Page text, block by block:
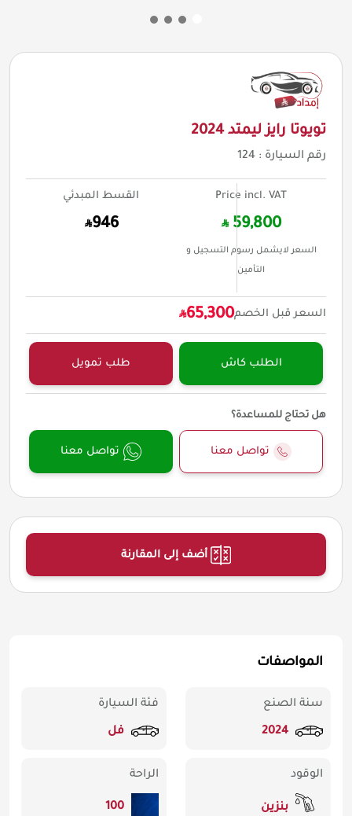
تويوتا رايز ليمتد 2024
رقم السيارة : 124
Price incl. VAT
59,800
السعر لايشمل رسوم التسجيل و
التأمين
القسط المبدئي
946
السعر قبل الخصم65,300
الطلب كاش طلب تمويل
هل تحتاج للمساعدة؟
تواصل معنا تواصل معنا
أضف إلى المقارنة
المواصفات
سنة الصنع
2024
فئة السيارة
فل
الوقود
بنزين
الراحة
100